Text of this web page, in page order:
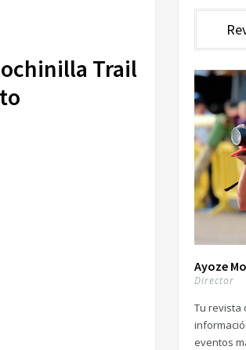
Trail
Ayoze
Director
Tu revista
eventos